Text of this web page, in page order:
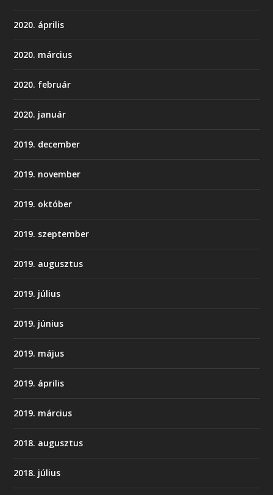
2020. április
2020. március
2020. február
2020. január
2019. december
2019. november
2019. október
2019. szeptember
2019. augusztus
2019. július
2019. június
2019. május
2019. április
2019. március
2018. augusztus
2018. július